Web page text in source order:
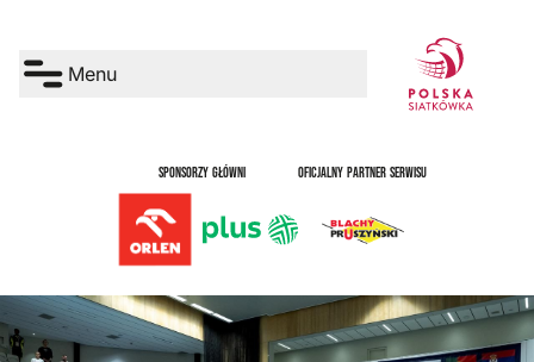
Menu
SPONSORZY GŁÓWNI OFICJALNY PARTNER SERWISU